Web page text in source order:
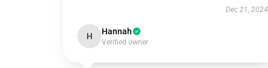
Dec 21, 2024
H Hannah
Verified owner